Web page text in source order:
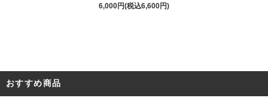
6,000円(税込6,600円)
おすすめ商品